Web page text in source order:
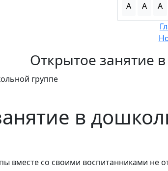
А
А
А
Открытое занятие
в
вместе со своими воспитанниками не